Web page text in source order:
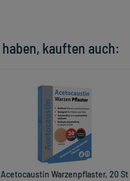
kauften auch:
Acetocaustin Warzenpflaster, 20 St